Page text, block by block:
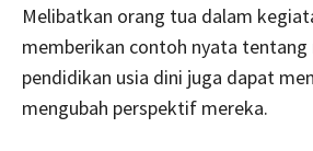
Melibatkan orang tua dalam
memberikan contoh nyata
pendidikan usia dini juga dapat
mengubah perspektif mereka.